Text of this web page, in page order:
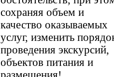
сохраняя объем и
качество оказываемых
услуг, изменить
проведения экскурсий,
объектов питания и